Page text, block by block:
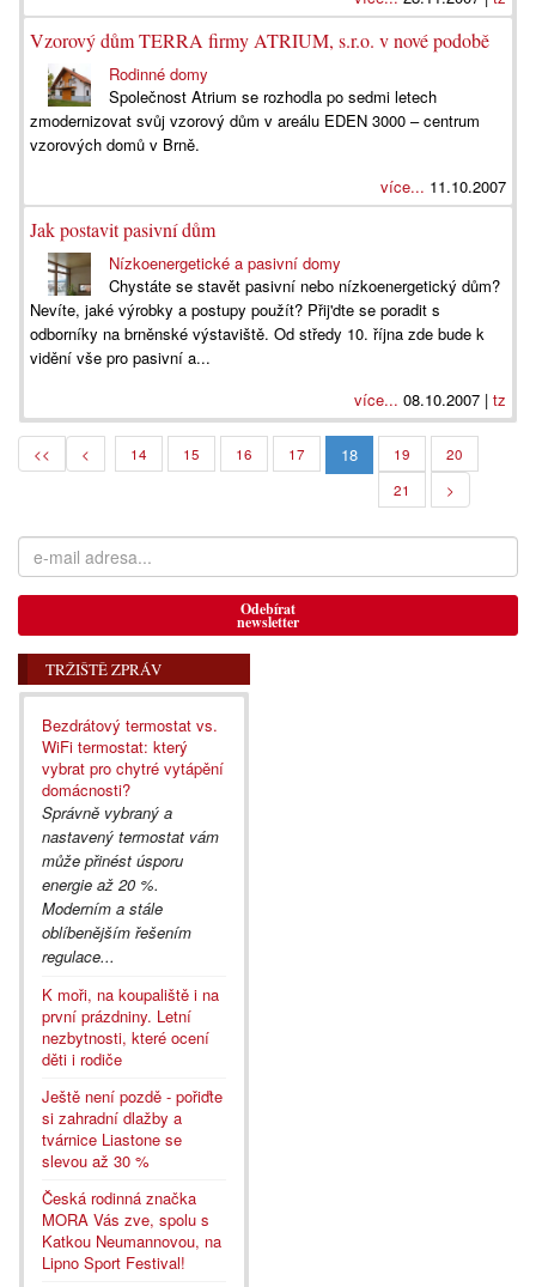
Vzorový dům TERRA firmy ATRIUM, s.r.o. v nové podobě
Rodinné domy
Společnost Atrium se rozhodla po sedmi letech
zmodernizovat svůj vzorový dům v areálu EDEN 3000 – centrum
vzorových domů v Brně.
více... 11.10.2007
Jak postavit pasivní dům
Nízkoenergetické a pasivní domy
Chystáte se stavět pasivní nebo nízkoenergetický dům?
Nevíte, jaké výrobky a postupy použít? Přij'dte se poradit s
odborníky na brněnské výstaviště. Od středy 10. října zde bude k
vidění vše pro pasivní a...
více... 08.10.2007 | tz
<< < 14 15 16 17 18 19
20
21
>
Odebírat
newsletter
TRŽIŠTĚ ZPRÁV
Bezdrátový termostat vs.
WiFi termostat: který
vybrat pro chytré vytápění
domácnosti?
Správně vybraný a
nastavený termostat vám
může přinést úsporu
energie až 20 %.
Moderním a stále
oblíbenějším řešením
regulace...
K moři, na koupaliště i na
první prázdniny. Letní
nezbytnosti, které ocení
děti i rodiče
Ještě není pozdě - pořiďte
si zahradní dlažby a
tvárnice Liastone se
slevou až 30 %
Česká rodinná značka
MORA Vás zve, spolu s
Katkou Neumannovou, na
Lipno Sport Festival!